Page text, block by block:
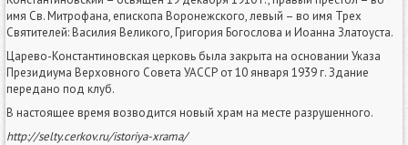
имя Св. Митрофана, епископа Воронежского, левый – во имя Трех
Святителей: Василия Великого, Григория Богослова и Иоанна Златоуста.
Царево-Константиновская церковь была закрыта на основании Указа
Президиума Верховного Совета УАССР от 10 января 1939 г. Здание
передано под клуб.
В настоящее время возводится новый храм на месте разрушенного.
http://selty.cerkov.ru/istoriya-xrama/